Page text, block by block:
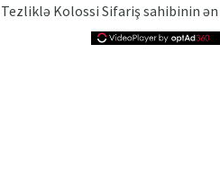
Tezliklə Kolossi Sifariş sahibinin